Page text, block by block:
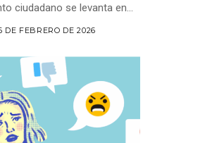
ciudadano se levanta en...
DE FEBRERO DE 2026